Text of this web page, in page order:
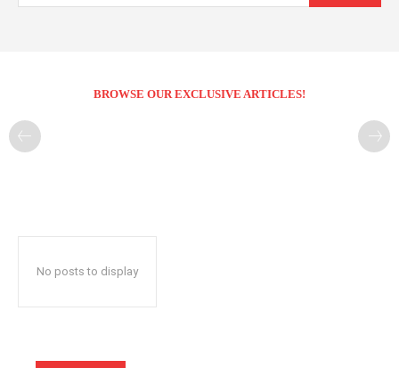
BROWSE OUR EXCLUSIVE ARTICLES!
No posts to display